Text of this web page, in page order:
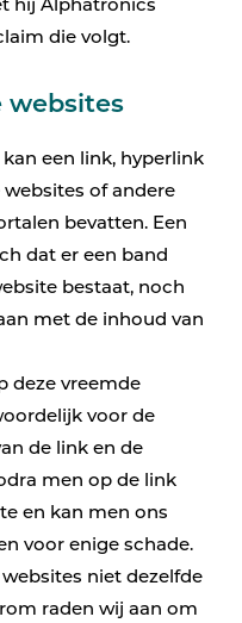
hij Alphatronics
die volgt.
websites
een link, hyperlink
of andere
bevatten. Een
dat er een band
bestaat, noch
met de inhoud van
deze vreemde
voor de
de link en de
men op de link
en kan men ons
voor enige schade.
niet dezelfde
raden wij aan om